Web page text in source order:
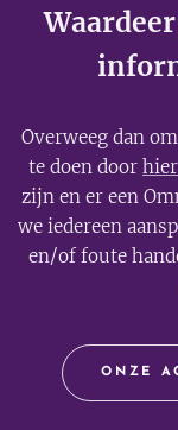
Overweeg dan
te doen door hier
zijn en er een
we iedereen
en/of foute
ONZE